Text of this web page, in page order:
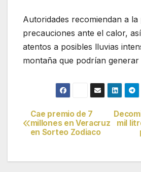
Autoridades recomiendan a
precauciones ante el calor,
atentos a posibles lluvias
montaña que podrían generar
Navegación
de
entradas
mil
Cae premio de 7
millones en Veracruz
en Sorteo Zodiaco